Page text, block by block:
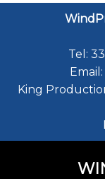
Tel:
Email:
King